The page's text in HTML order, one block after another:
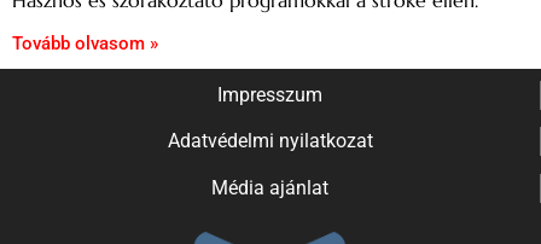
Tovább olvasom »
Impresszum
Adatvédelmi nyilatkozat
Média ajánlat